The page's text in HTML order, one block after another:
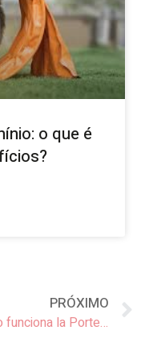
o que é
PRÓXIMO
Cómo funciona la Portería Remota?